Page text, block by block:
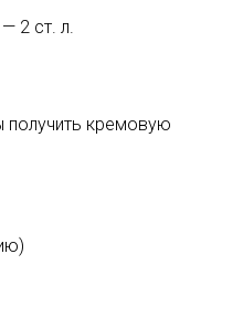
2 ст. л.
получить кремовую